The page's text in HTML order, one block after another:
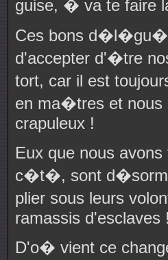
guise, � va te faire
Ces bons
d'accepter d'�tre
tort, car il est
en ma�tres et nous
crapuleux !
Eux que nous
c�t�, sont
plier sous leurs
ramassis d'esclaves
D'o� vient ce